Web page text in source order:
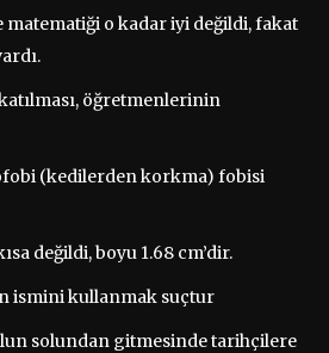
matematiği o kadar iyi değildi, fakat
öğretmenlerinin
(kedilerden korkma) fobisi
değildi, boyu 1.68 cm’dir.
ismini kullanmak suçtur
solundan gitmesinde tarihçilere